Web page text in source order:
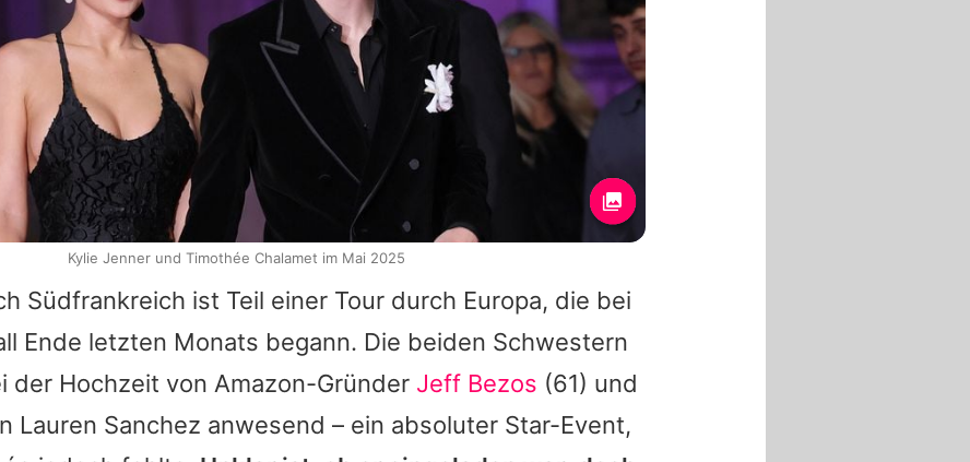
Südfrankreich ist Teil einer Tour durch Europa, die bei
Ende letzten Monats begann. Die beiden Schwestern
der Hochzeit von Amazon-Gründer Jeff Bezos (61) und
Lauren Sanchez anwesend – ein absoluter Star-Event,
Kylie Jenner und Timothée Chalamet im Mai 2025